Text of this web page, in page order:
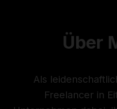
Über
Als
Freelancer in